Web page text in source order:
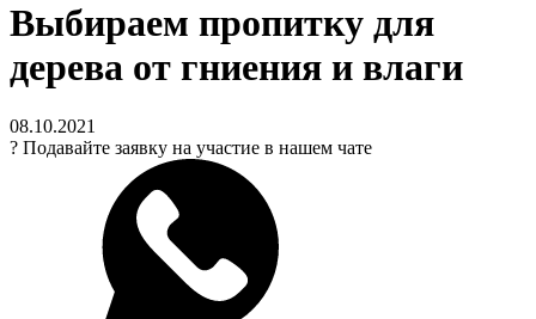
Выбираем пропитку для
дерева от гниения и влаги
08.10.2021
? Подавайте заявку на участие в нашем чате